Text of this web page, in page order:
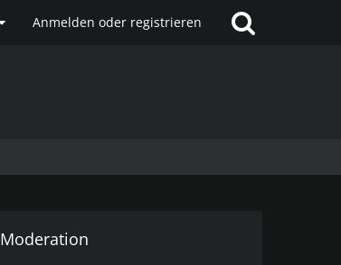
Anmelden oder registrieren
Moderation